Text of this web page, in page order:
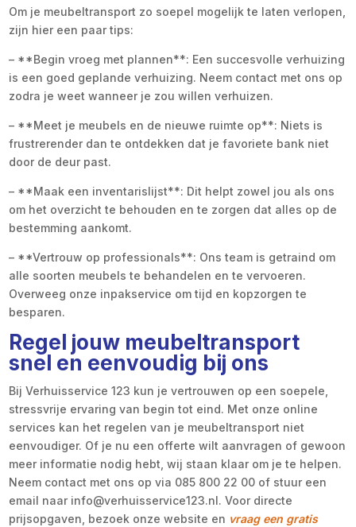
Om je meubeltransport zo soepel mogelijk te laten verlopen,
zijn hier een paar tips:
– **Begin vroeg met plannen**: Een succesvolle verhuizing
is een goed geplande verhuizing. Neem contact met ons op
zodra je weet wanneer je zou willen verhuizen.
– **Meet je meubels en de nieuwe ruimte op**: Niets is
frustrerender dan te ontdekken dat je favoriete bank niet
door de deur past.
– **Maak een inventarislijst**: Dit helpt zowel jou als ons
om het overzicht te behouden en te zorgen dat alles op de
bestemming aankomt.
– **Vertrouw op professionals**: Ons team is getraind om
alle soorten meubels te behandelen en te vervoeren.
Overweeg onze inpakservice om tijd en kopzorgen te
besparen.
Regel jouw meubeltransport
snel en eenvoudig bij ons
Bij Verhuisservice 123 kun je vertrouwen op een soepele,
stressvrije ervaring van begin tot eind. Met onze online
services kan het regelen van je meubeltransport niet
eenvoudiger. Of je nu een offerte wilt aanvragen of gewoon
meer informatie nodig hebt, wij staan klaar om je te helpen.
Neem contact met ons op via 085 800 22 00 of stuur een
email naar info@verhuisservice123.nl. Voor directe
prijsopgaven, bezoek onze website en vraag een gratis